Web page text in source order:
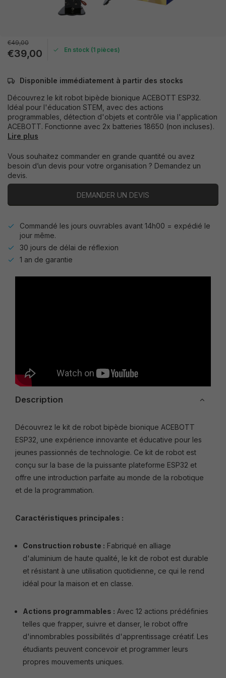
€49,00
€39,00 En stock (1 pièces)
Disponible immédiatement à partir des stocks
Découvrez le kit robot bipède bionique ACEBOTT ESP32.
Idéal pour l'éducation STEM, avec des actions
programmables, détection d'objets et contrôle via l'application
ACEBOTT. Fonctionne avec 2x batteries 18650 (non incluses).
Lire plus
Vous souhaitez commander en grande quantité ou avez
besoin d’un devis pour votre organisation ? Demandez un
devis.
DEMANDER UN DEVIS
Commandé les jours ouvrables avant 14h00 = expédié le
jour même.
30 jours de délai de réflexion
1 an de garantie
Description
Découvrez le kit de robot bipède bionique ACEBOTT
ESP32, une expérience innovante et éducative pour les
jeunes passionnés de technologie. Ce kit de robot est
conçu sur la base de la puissante plateforme ESP32 et
offre une introduction parfaite au monde de la robotique
et de la programmation.
Caractéristiques principales :
Construction robuste : Fabriqué en alliage
d'aluminium de haute qualité, le kit de robot est durable
et résistant à une utilisation quotidienne, ce qui le rend
idéal pour la maison et en classe.
Actions programmables : Avec 12 actions prédéfinies
telles que frapper, suivre et danser, le robot offre
d'innombrables possibilités d'apprentissage créatif. Les
étudiants peuvent concevoir et programmer leurs
propres mouvements uniques.